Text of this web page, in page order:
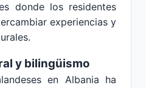
donde los residentes
experiencias y
y bilingüismo
en Albania ha